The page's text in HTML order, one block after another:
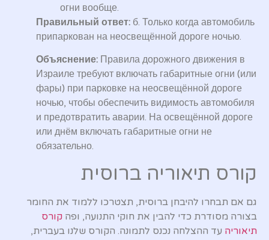
огни вообще.
Правильный ответ: б. Только когда автомобиль
припаркован на неосвещённой дороге ночью.
Объяснение: Правила дорожного движения в
Израиле требуют включать габаритные огни (или
фары) при парковке на неосвещённой дороге
ночью, чтобы обеспечить видимость автомобиля
и предотвратить аварии. На освещённой дороге
или днём включать габаритные огни не
обязательно.
קורס תיאוריה ברוסית
גם אם תבחרו להיבחן ברוסית, תצטרכו ללמוד את החומר
בצורה מסודרת כדי להבין את חוקי התנועה, ופה קורס
תיאוריה עד ההצלחה נכנס לתמונה. הקורס שלנו בעברית,